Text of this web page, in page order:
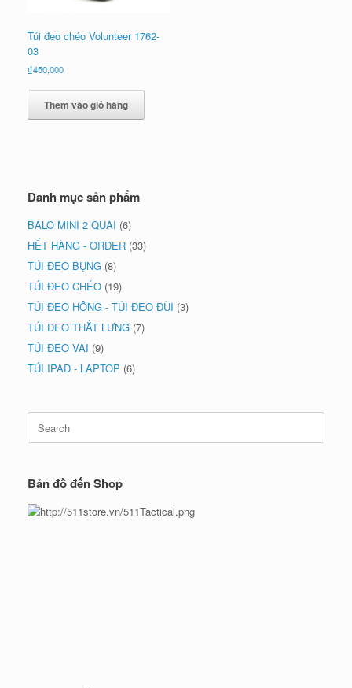
Túi đeo chéo Volunteer 1762-
03
₫450,000
Thêm vào giỏ hàng
Danh mục sản phẩm
BALO MINI 2 QUAI (6)
HẾT HÀNG - ORDER (33)
TÚI ĐEO BỤNG (8)
TÚI ĐEO CHÉO (19)
TÚI ĐEO HÔNG - TÚI ĐEO ĐÙI (3)
TÚI ĐEO THẮT LƯNG (7)
TÚI ĐEO VAI (9)
TÚI IPAD - LAPTOP (6)
Search
for:
Bản đồ đến Shop